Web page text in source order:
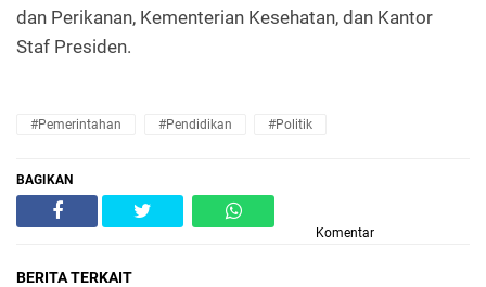
dan Perikanan, Kementerian Kesehatan, dan Kantor
Staf Presiden.
#Pemerintahan #Pendidikan #Politik
BAGIKAN
Komentar
BERITA TERKAIT